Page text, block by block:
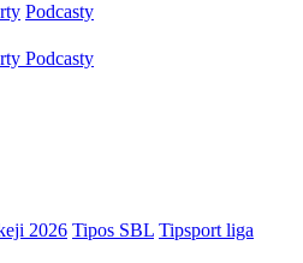
Podcasty
Podcasty
2026 Tipos SBL Tipsport liga